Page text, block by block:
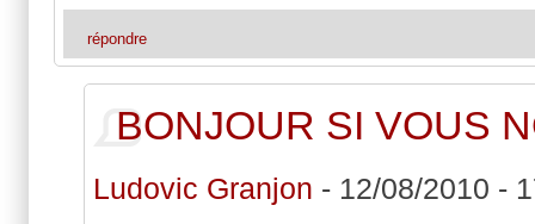
répondre
BONJOUR SI VOUS
Ludovic Granjon - 12/08/2010 -